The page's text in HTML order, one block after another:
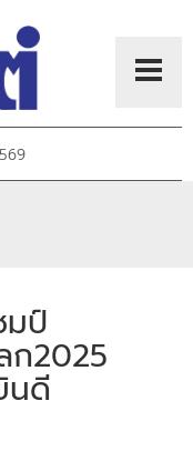
ป์
ก2025
ดี